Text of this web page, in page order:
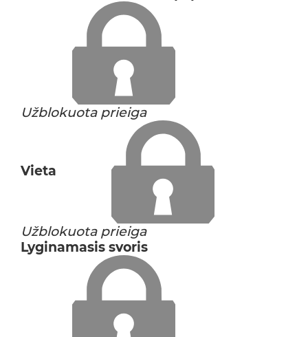
Užblokuota prieiga
Vieta
Užblokuota prieiga
Lyginamasis svoris